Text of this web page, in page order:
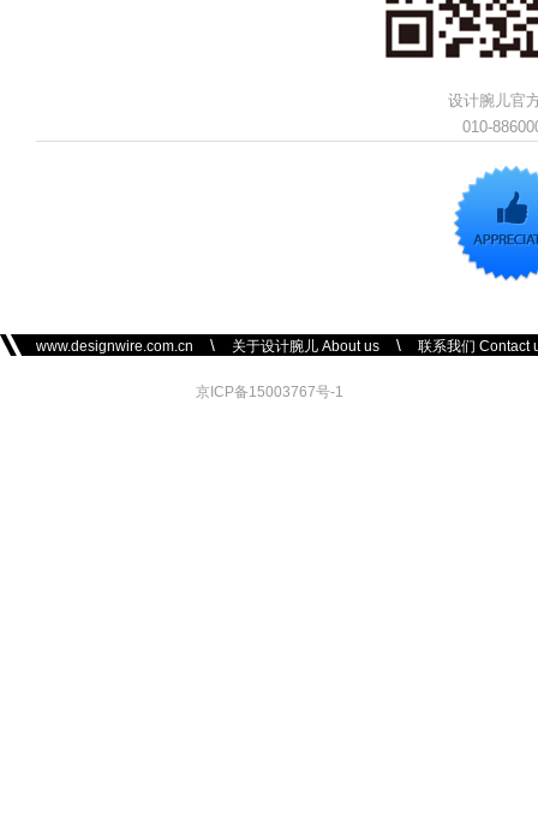
设计腕儿官
010-
www.designwire.com.cn \ 关于设计腕儿 About us \ 联系我们 Contact
京ICP备15003767号-1